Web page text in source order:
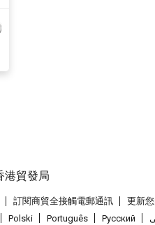
訂閱商貿全接觸電郵通訊 更新
Polski Português Pусский